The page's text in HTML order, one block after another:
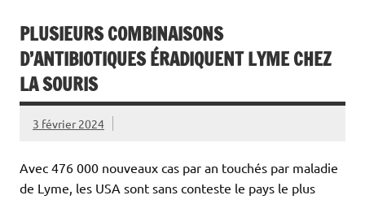
PLUSIEURS COMBINAISONS
D’ANTIBIOTIQUES ÉRADIQUENT LYME CHEZ
LA SOURIS
3 février 2024
Avec 476 000 nouveaux cas par an touchés par maladie
de Lyme, les USA sont sans conteste le pays le plus